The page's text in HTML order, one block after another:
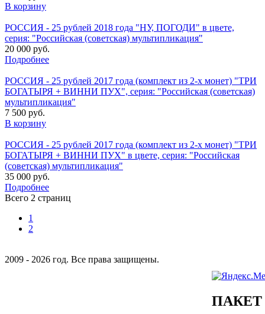
В корзину
РОССИЯ - 25 рублей 2018 года "НУ, ПОГОДИ" в цвете,
серия: "Российская (советская) мультипликация"
20 000 руб.
Подробнее
РОССИЯ - 25 рублей 2017 года (комплект из 2-х монет) "ТРИ
БОГАТЫРЯ + ВИННИ ПУХ", серия: "Российская (советская)
мультипликация"
7 500 руб.
В корзину
РОССИЯ - 25 рублей 2017 года (комплект из 2-х монет) "ТРИ
БОГАТЫРЯ + ВИННИ ПУХ" в цвете, серия: "Российская
(советская) мультипликация"
35 000 руб.
Подробнее
Всего 2 страниц
1
2
2009 - 2026 год. Все права защищены.